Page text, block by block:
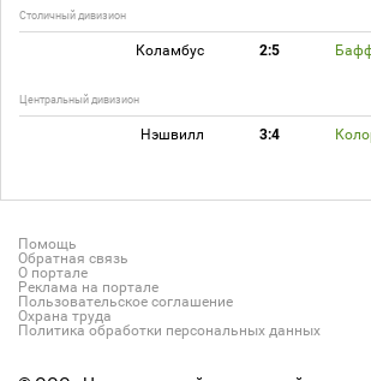
Столичный дивизион
Коламбус 2:5
Центральный дивизион
Нэшвилл 3:4
Помощь
Обратная связь
О портале
Реклама на портале
Пользовательское соглашение
Охрана труда
Политика обработки персональных данных